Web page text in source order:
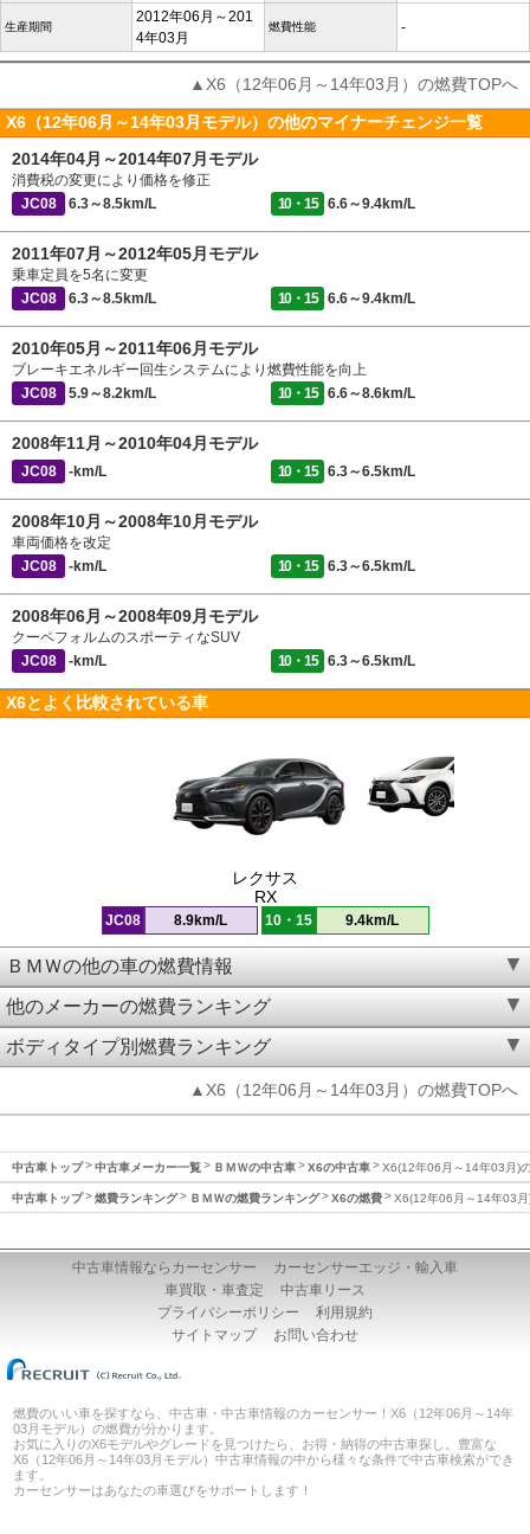
生産期間
2012年06月～201
4年03月
燃費性能 -
▲X6（12年06月～14年03月）の燃費TOPへ
X6（12年06月～14年03月モデル）の他のマイナーチェンジ一覧
2014年04月～2014年07月モデル
消費税の変更により価格を修正
JC08
6.3～8.5km/L 10・15 6.6～9.4km/L
2011年07月～2012年05月モデル
乗車定員を5名に変更
JC08
6.3～8.5km/L 10・15 6.6～9.4km/L
2010年05月～2011年06月モデル
ブレーキエネルギー回生システムにより燃費性能を向上
JC08
5.9～8.2km/L 10・15 6.6～8.6km/L
2008年11月～2010年04月モデル
JC08 -km/L 10・15 6.3～6.5km/L
2008年10月～2008年10月モデル
車両価格を改定
JC08
-km/L 10・15 6.3～6.5km/L
2008年06月～2008年09月モデル
クーペフォルムのスポーティなSUV
JC08
-km/L 10・15 6.3～6.5km/L
X6とよく比較されている車
レクサス
RX
JC08 8.9km/L 10・15 9.4km/L
ＢＭＷの他の車の燃費情報
他のメーカーの燃費ランキング
ボディタイプ別燃費ランキング
▲X6（12年06月～14年03月）の燃費TOPへ
中古車トップ 中古車メーカー一覧 ＢＭＷの中古車 X6の中古車 X6(12年06月～14年03月)
中古車トップ 燃費ランキング ＢＭＷの燃費ランキング X6の燃費 X6(12年06月～14年03月
中古車情報ならカーセンサー
カーセンサーエッジ・輸入車
車買取・車査定
中古車リース
プライバシーポリシー
利用規約
サイトマップ
お問い合わせ
燃費のいい車を探すなら、中古車・中古車情報のカーセンサー！X6（12年06月～14年
03月モデル）の燃費が分かります。
お気に入りのX6モデルやグレードを見つけたら、お得・納得の中古車探し。豊富な
X6（12年06月～14年03月モデル）中古車情報の中から様々な条件で中古車検索ができ
ます。
カーセンサーはあなたの車選びをサポートします！